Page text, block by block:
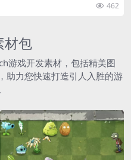
462
材包
游戏开发素材，包括精美图
助力您快速打造引人入胜的游